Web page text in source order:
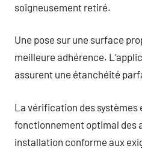
soigneusement retiré.
Une pose sur une surface
meilleure adhérence.
assurent une étanchéité
La vérification des systèmes
fonctionnement optimal des
installation conforme aux